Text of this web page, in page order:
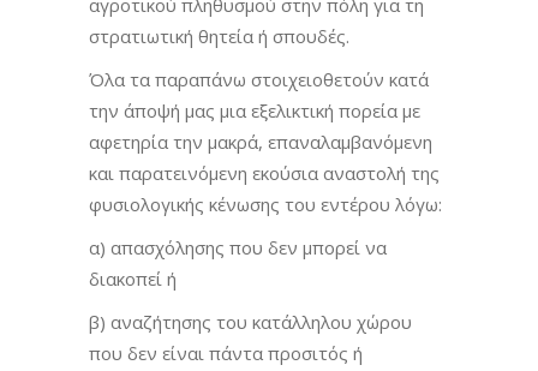
αγροτικού πληθυσμού στην πόλη για τη
στρατιωτική θητεία ή σπουδές.
Όλα τα παραπάνω στοιχειοθετούν κατά
την άποψή μας μια εξελικτική πορεία με
αφετηρία την μακρά, επαναλαμβανόμενη
και παρατεινόμενη εκούσια αναστολή της
φυσιολογικής κένωσης του εντέρου λόγω:
α) απασχόλησης που δεν μπορεί να
διακοπεί ή
β) αναζήτησης του κατάλληλου χώρου
που δεν είναι πάντα προσιτός ή